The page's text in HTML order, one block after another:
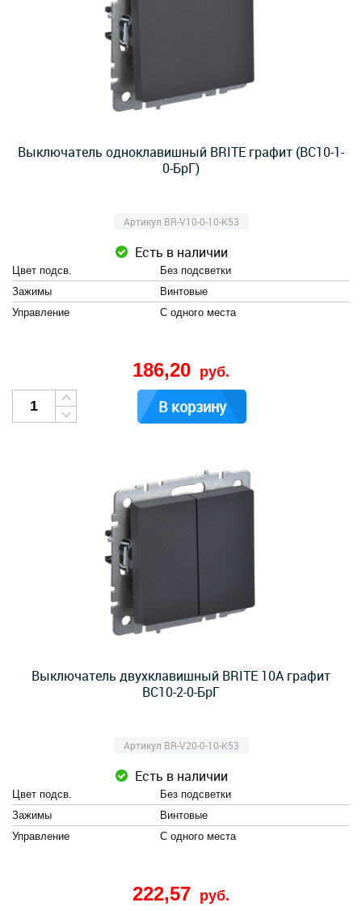
Выключатель одноклавишный BRITE графит (ВС10-1-
0-БрГ)
Артикул BR-V10-0-10-K53
Есть в наличии
Цвет подсв.
Без подсветки
Зажимы
Винтовые
Управление
С одного места
186,20 руб.
В корзину
Выключатель двухклавишный BRITE 10А графит
ВС10-2-0-БрГ
Артикул BR-V20-0-10-K53
Есть в наличии
Цвет подсв.
Без подсветки
Зажимы
Винтовые
Управление
С одного места
222,57 руб.